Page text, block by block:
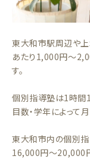
東大和市駅周辺や
あたり1,000円〜
す。
個別指導塾は1時間
目数・学年によって
東大和市内の個別
16,000円〜20,000